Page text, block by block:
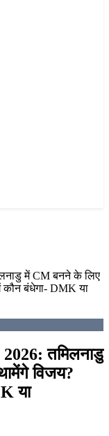
में CM बनने के लिए
बंधेगा- DMK या
तमिलनाडु
विजय?
या